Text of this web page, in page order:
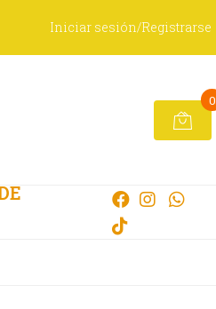
Iniciar sesión/Registrarse
0